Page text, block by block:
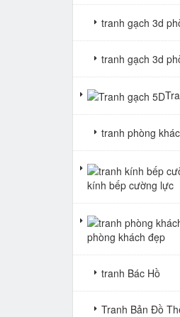
tranh gạch 3d
tranh gạch 3d
tranh phòng
kính bếp cường lực
phòng khách đẹp
tranh Bác Hồ
Tranh Bản Đồ